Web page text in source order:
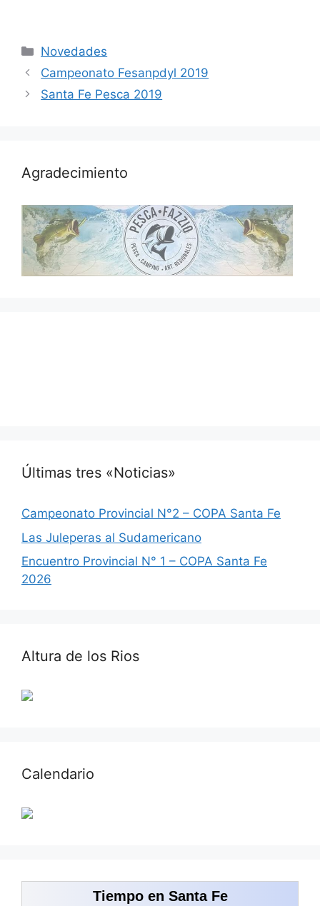
Categorías
Novedades
Campeonato Fesanpdyl 2019
Santa Fe Pesca 2019
Agradecimiento
Últimas tres «Noticias»
Campeonato Provincial N°2 – COPA Santa Fe
Las Juleperas al Sudamericano
Encuentro Provincial N° 1 – COPA Santa Fe
2026
Altura de los Rios
Calendario
Tiempo en Santa Fe